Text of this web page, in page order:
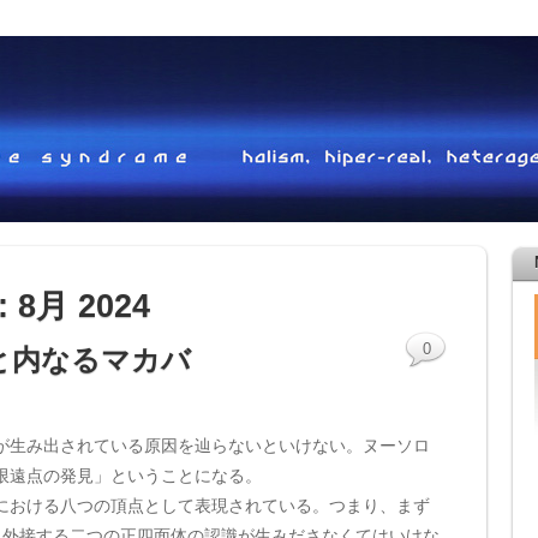
8月 2024
内なるマカバ
み出されている原因を辿らないといけない。ヌーソロ
点の発見」ということになる。
ける八つの頂点として表現されている。つまり、まず
0